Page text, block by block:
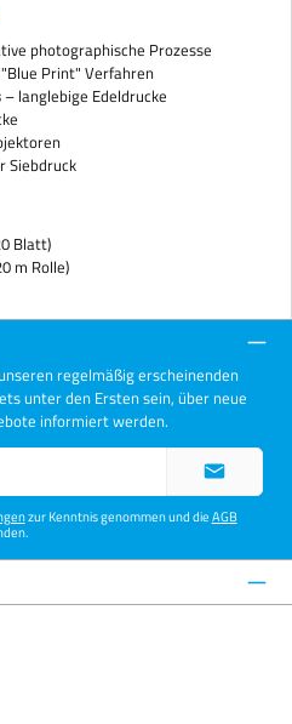
photographische Prozesse
Print" Verfahren
– langlebige Edeldrucke
Siebdruck
Blatt)
m Rolle)
regelmäßig erscheinenden
unter den Ersten sein, über neue
informiert werden.
zur Kenntnis genommen und dieAGB